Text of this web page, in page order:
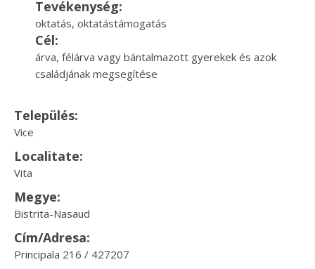
Tevékenység:
oktatás, oktatástámogatás
Cél:
árva, félárva vagy bántalmazott gyerekek és azok
családjának megsegítése
Település:
Vice
Localitate:
Vita
Megye:
Bistrita-Nasaud
Cím/Adresa:
Principala 216 / 427207